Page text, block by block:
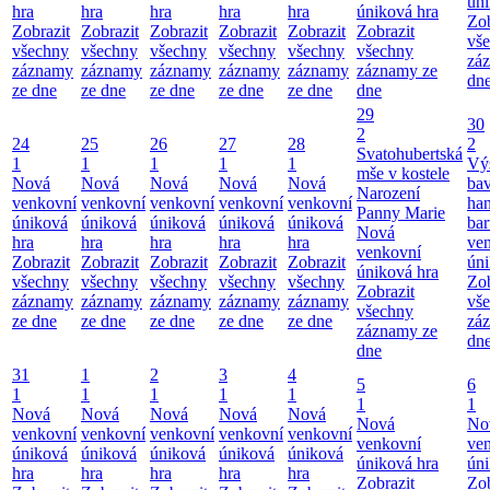
hra
Zobrazit
všechny
záznamy
ze dne
hra
Zobrazit
všechny
záznamy
ze dne
hra
Zobrazit
všechny
záznamy
ze dne
hra
Zobrazit
všechny
záznamy
ze dne
hra
Zobrazit
všechny
záznamy
ze dne
úniková hra
Zobrazit
všechny
záznamy ze
dne
24
1
Nová
venkovní
úniková
hra
Zobrazit
všechny
záznamy
ze dne
25
1
Nová
venkovní
úniková
hra
Zobrazit
všechny
záznamy
ze dne
26
1
Nová
venkovní
úniková
hra
Zobrazit
všechny
záznamy
ze dne
27
1
Nová
venkovní
úniková
hra
Zobrazit
všechny
záznamy
ze dne
28
1
Nová
venkovní
úniková
hra
Zobrazit
všechny
záznamy
ze dne
29
2
Svatohubertská
mše v kostele
Narození
Panny Marie
Nová
venkovní
úniková hra
Zobrazit
všechny
záznamy ze
dne
30
2
31
1
Nová
venkovní
úniková
hra
1
1
Nová
venkovní
úniková
hra
2
1
Nová
venkovní
úniková
hra
3
1
Nová
venkovní
úniková
hra
4
1
Nová
venkovní
úniková
hra
5
1
Nová
venkovní
úniková hra
Zobrazit
6
1